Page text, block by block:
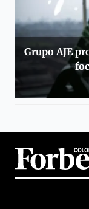
Grupo AJE